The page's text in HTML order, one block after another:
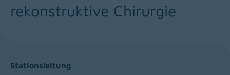
rekonstruktive Chirurgie
Stationsleitung